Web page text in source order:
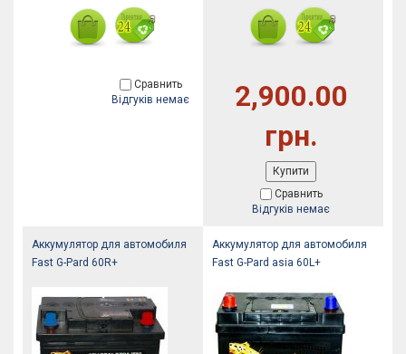
Сравнить
Відгуків немає
2,900.00
грн.
Купити
Сравнить
Відгуків немає
Аккумулятор для автомобиля
Fast G-Pard 60R+
Аккумулятор для автомобиля
Fast G-Pard asia 60L+